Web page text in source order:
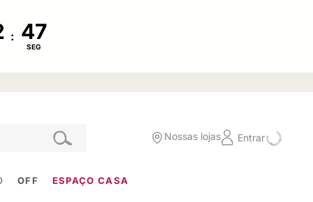
:
SEG
Nossas lojas Entrar
OFF ESPAÇO CASA